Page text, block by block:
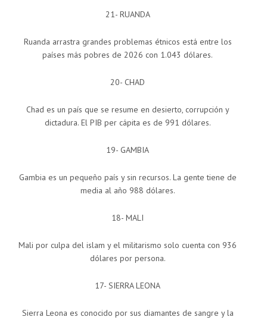
21- RUANDA
Ruanda arrastra grandes problemas étnicos está entre los
países más pobres de 2026 con 1.043 dólares.
20- CHAD
Chad es un país que se resume en desierto, corrupción y
dictadura. El PIB per cápita es de 991 dólares.
19- GAMBIA
Gambia es un pequeño país y sin recursos. La gente tiene de
media al año 988 dólares.
18- MALI
Mali por culpa del islam y el militarismo solo cuenta con 936
dólares por persona.
17- SIERRA LEONA
Sierra Leona es conocido por sus diamantes de sangre y la